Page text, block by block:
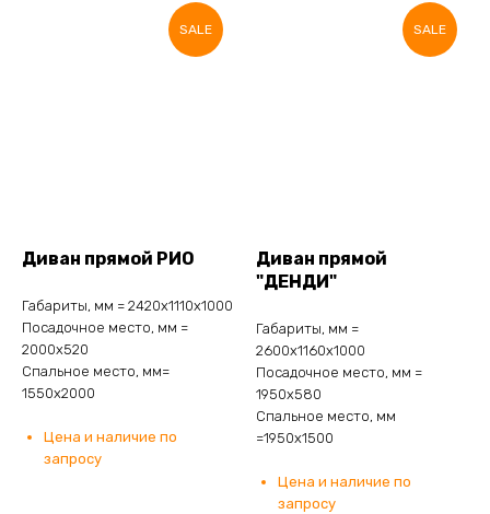
SALE
Диван прямой РИО
Габариты, мм = 2420х1110х1000
Посадочное место, мм =
2000х520
Спальное место, мм=
1550х2000
Цена и наличие по
запросу
SALE
Диван прямой
"ДЕНДИ"
Габариты, мм =
2600х1160х1000
Посадочное место, мм =
1950х580
Спальное место, мм
=1950х1500
Цена и наличие по
запросу